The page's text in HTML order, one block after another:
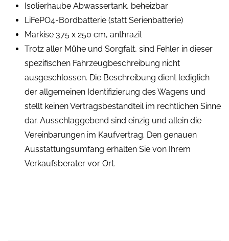
Isolierhaube Abwassertank, beheizbar
LiFePO4-Bordbatterie (statt Serienbatterie)
Markise 375 x 250 cm, anthrazit
Trotz aller Mühe und Sorgfalt, sind Fehler in dieser
spezifischen Fahrzeugbeschreibung nicht
ausgeschlossen. Die Beschreibung dient lediglich
der allgemeinen Identifizierung des Wagens und
stellt keinen Vertragsbestandteil im rechtlichen Sinne
dar. Ausschlaggebend sind einzig und allein die
Vereinbarungen im Kaufvertrag. Den genauen
Ausstattungsumfang erhalten Sie von Ihrem
Verkaufsberater vor Ort.